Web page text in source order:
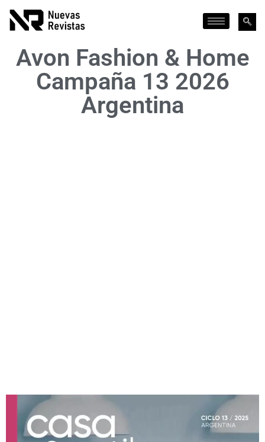
Avon Fashion & Home
Campaña 13 2026
Argentina